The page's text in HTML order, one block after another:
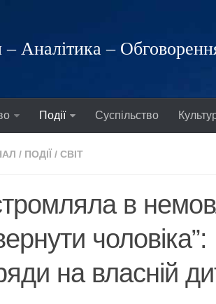
Аналітика –
Події Суспільство
/ ПОДІЇ / СВІТ
в
на власній